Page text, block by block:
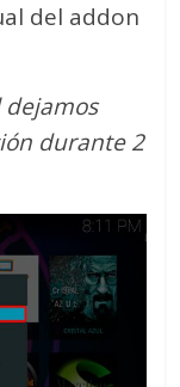
del addon
durante 2